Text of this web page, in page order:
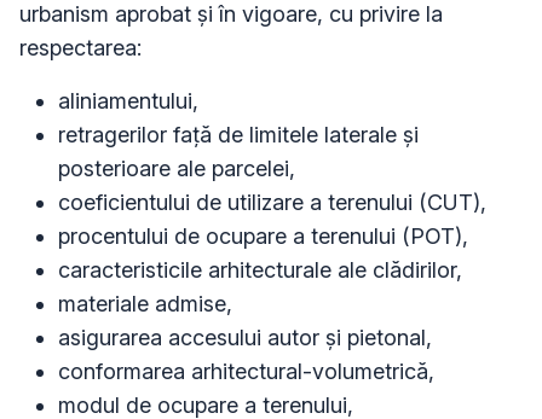
urbanism aprobat și în vigoare, cu privire la
respectarea:
aliniamentului,
retragerilor față de limitele laterale și
posterioare ale parcelei,
coeficientului de utilizare a terenului (CUT),
procentului de ocupare a terenului (POT),
caracteristicile arhitecturale ale clădirilor,
materiale admise,
asigurarea accesului autor și pietonal,
conformarea arhitectural-volumetrică,
modul de ocupare a terenului,